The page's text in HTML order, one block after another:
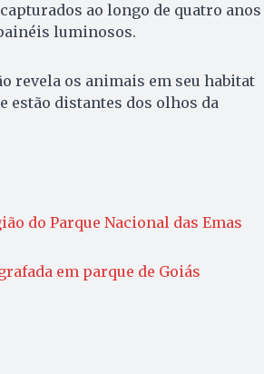
ao longo de quatro anos
luminosos.
revela os animais em seu habitat
estão distantes dos olhos da
do Parque Nacional das Emas
em parque de Goiás